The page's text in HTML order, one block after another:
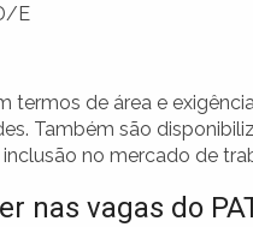
E
termos de área e
Também são
no mercado de
nas vagas do